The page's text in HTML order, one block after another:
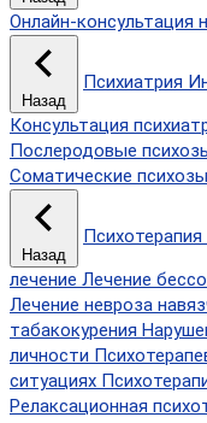
Онлайн-консультация
Назад
Психиатрия
Консультация
Послеродовые
Соматические психозы
Назад
Психотерапия
лечение Лечение
Лечение невроза
табакокурения
личности
ситуациях
Релаксационная